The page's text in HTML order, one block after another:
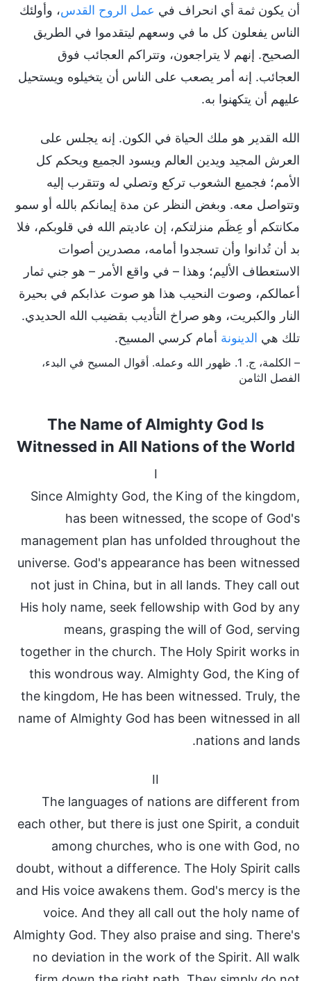
أن يكون ثمة أي انحراف في عمل الروح القدس، وأولئك
الناس يفعلون كل ما في وسعهم ليتقدموا في الطريق
الصحيح. إنهم لا يتراجعون، وتتراكم العجائب فوق
العجائب. إنه أمر يصعب على الناس أن يتخيلوه ويستحيل
عليهم أن يتكهنوا به.
الله القدير هو ملك الحياة في الكون. إنه يجلس على
العرش المجيد ويدين العالم ويسود الجميع ويحكم كل
الأمم؛ فجميع الشعوب تركع وتصلي له وتتقرب إليه
وتتواصل معه. وبغض النظر عن مدة إيمانكم بالله أو سمو
مكانتكم أو عِظَم منزلتكم، إن عاديتم الله في قلوبكم، فلا
بد أن تُدانوا وأن تسجدوا أمامه، مصدرين أصوات
الاستعطاف الأليم؛ وهذا – في واقع الأمر – هو جني ثمار
أعمالكم، وصوت النحيب هذا هو صوت عذابكم في بحيرة
النار والكبريت، وهو صراخ التأديب بقضيب الله الحديدي.
تلك هي الدينونة أمام كرسي المسيح.
– الكلمة، ج. 1. ظهور الله وعمله. أقوال المسيح في البدء،
الفصل الثامن
The Name of Almighty God Is
Witnessed in All Nations of the World
I
Since Almighty God, the King of the kingdom,
has been witnessed, the scope of God's
management plan has unfolded throughout the
universe. God's appearance has been witnessed
not just in China, but in all lands. They call out
His holy name, seek fellowship with God by any
means, grasping the will of God, serving
together in the church. The Holy Spirit works in
this wondrous way. Almighty God, the King of
the kingdom, He has been witnessed. Truly, the
name of Almighty God has been witnessed in all
nations and lands.
II
The languages of nations are different from
each other, but there is just one Spirit, a conduit
among churches, who is one with God, no
doubt, without a difference. The Holy Spirit calls
and His voice awakens them. God's mercy is the
voice. And they all call out the holy name of
Almighty God. They also praise and sing. There's
no deviation in the work of the Spirit. All walk